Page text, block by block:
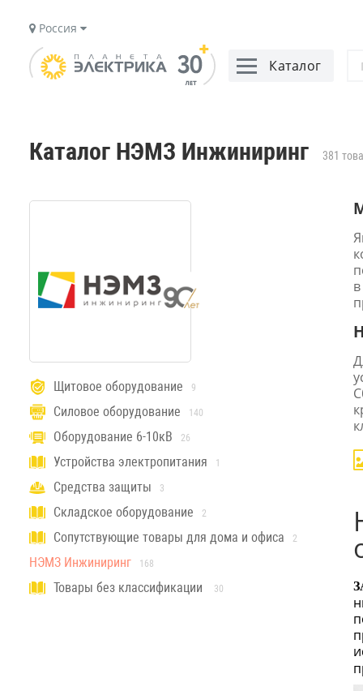
Россия
Каталог
Каталог НЭМЗ Инжиниринг 381
Щитовое оборудование 9
Силовое оборудование 140
Оборудование 6-10кВ 26
Устройства электропитания 1
Средства защиты 3
Складское оборудование 2
Сопутствующие товары для дома и офиса 2
НЭМЗ Инжиниринг 168
Товары без классификации 30